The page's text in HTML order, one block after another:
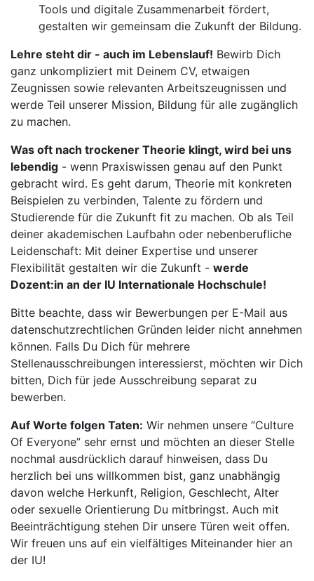
Tools und digitale Zusammenarbeit fördert,
gestalten wir gemeinsam die Zukunft der Bildung.
Lehre steht dir - auch im Lebenslauf! Bewirb Dich
ganz unkompliziert mit Deinem CV, etwaigen
Zeugnissen sowie relevanten Arbeitszeugnissen und
werde Teil unserer Mission, Bildung für alle zugänglich
zu machen.
Was oft nach trockener Theorie klingt, wird bei uns
lebendig - wenn Praxiswissen genau auf den Punkt
gebracht wird. Es geht darum, Theorie mit konkreten
Beispielen zu verbinden, Talente zu fördern und
Studierende für die Zukunft fit zu machen. Ob als Teil
deiner akademischen Laufbahn oder nebenberufliche
Leidenschaft: Mit deiner Expertise und unserer
Flexibilität gestalten wir die Zukunft - werde
Dozent:in an der IU Internationale Hochschule!
Bitte beachte, dass wir Bewerbungen per E-Mail aus
datenschutzrechtlichen Gründen leider nicht annehmen
können. Falls Du Dich für mehrere
Stellenausschreibungen interessierst, möchten wir Dich
bitten, Dich für jede Ausschreibung separat zu
bewerben.
Auf Worte folgen Taten: Wir nehmen unsere “Culture
Of Everyone” sehr ernst und möchten an dieser Stelle
nochmal ausdrücklich darauf hinweisen, dass Du
herzlich bei uns willkommen bist, ganz unabhängig
davon welche Herkunft, Religion, Geschlecht, Alter
oder sexuelle Orientierung Du mitbringst. Auch mit
Beeinträchtigung stehen Dir unsere Türen weit offen.
Wir freuen uns auf ein vielfältiges Miteinander hier an
der IU!